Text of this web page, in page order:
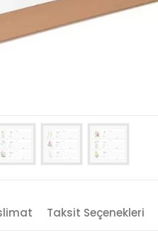
Taksit Seçenekleri